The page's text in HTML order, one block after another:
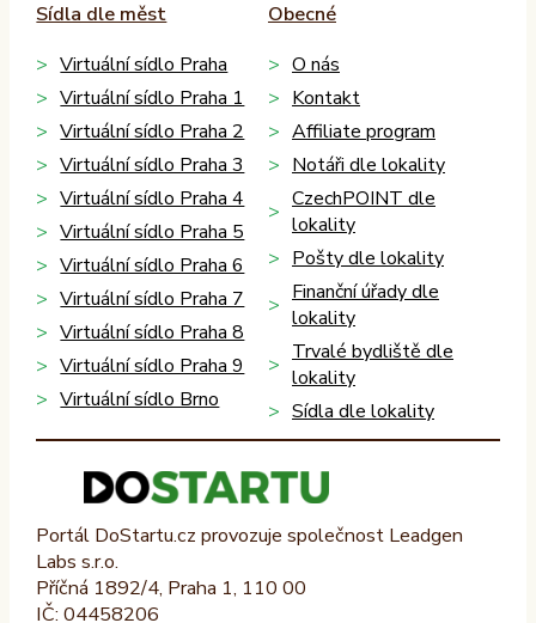
Sídla dle měst
Virtuální sídlo Praha
Virtuální sídlo Praha 1
Virtuální sídlo Praha 2
Virtuální sídlo Praha 3
Virtuální sídlo Praha 4
Virtuální sídlo Praha 5
Virtuální sídlo Praha 6
Virtuální sídlo Praha 7
Virtuální sídlo Praha 8
Virtuální sídlo Praha 9
Virtuální sídlo Brno
Obecné
O nás
Kontakt
Affiliate program
Notáři dle lokality
CzechPOINT dle
lokality
Pošty dle lokality
Finanční úřady dle
lokality
Trvalé bydliště dle
lokality
Sídla dle lokality
Portál DoStartu.cz provozuje společnost Leadgen
Labs s.r.o.
Příčná 1892/4, Praha 1, 110 00
IČ: 04458206